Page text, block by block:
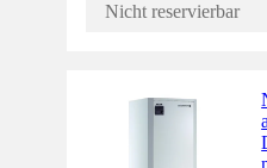
Nicht reservierbar